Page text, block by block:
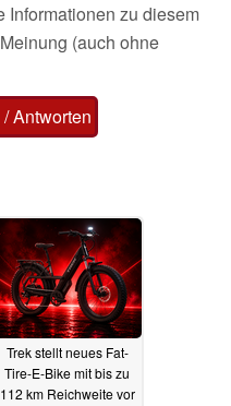
Informationen zu diesem
(auch ohne
Antworten
Trek stellt neues Fat-
Tire-E-Bike mit bis zu
112 km Reichweite vor